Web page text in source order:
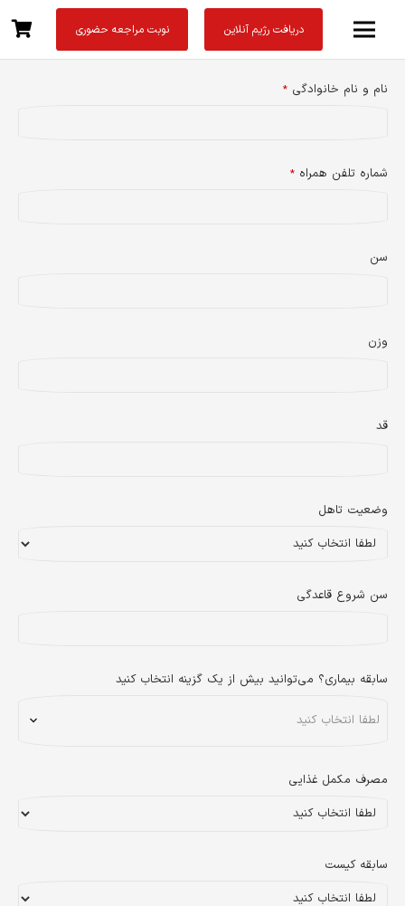
دریافت رژیم آنلاین نوبت مراجعه حضوری
نام و نام خانوادگی *
شماره تلفن همراه *
سن
وزن
قد
وضعیت تاهل
سن شروع قاعدگی
سابقه بیماری؟ می‌توانید بیش از یک گزینه انتخاب کنید
مصرف مکمل غذایی
سابقه کیست